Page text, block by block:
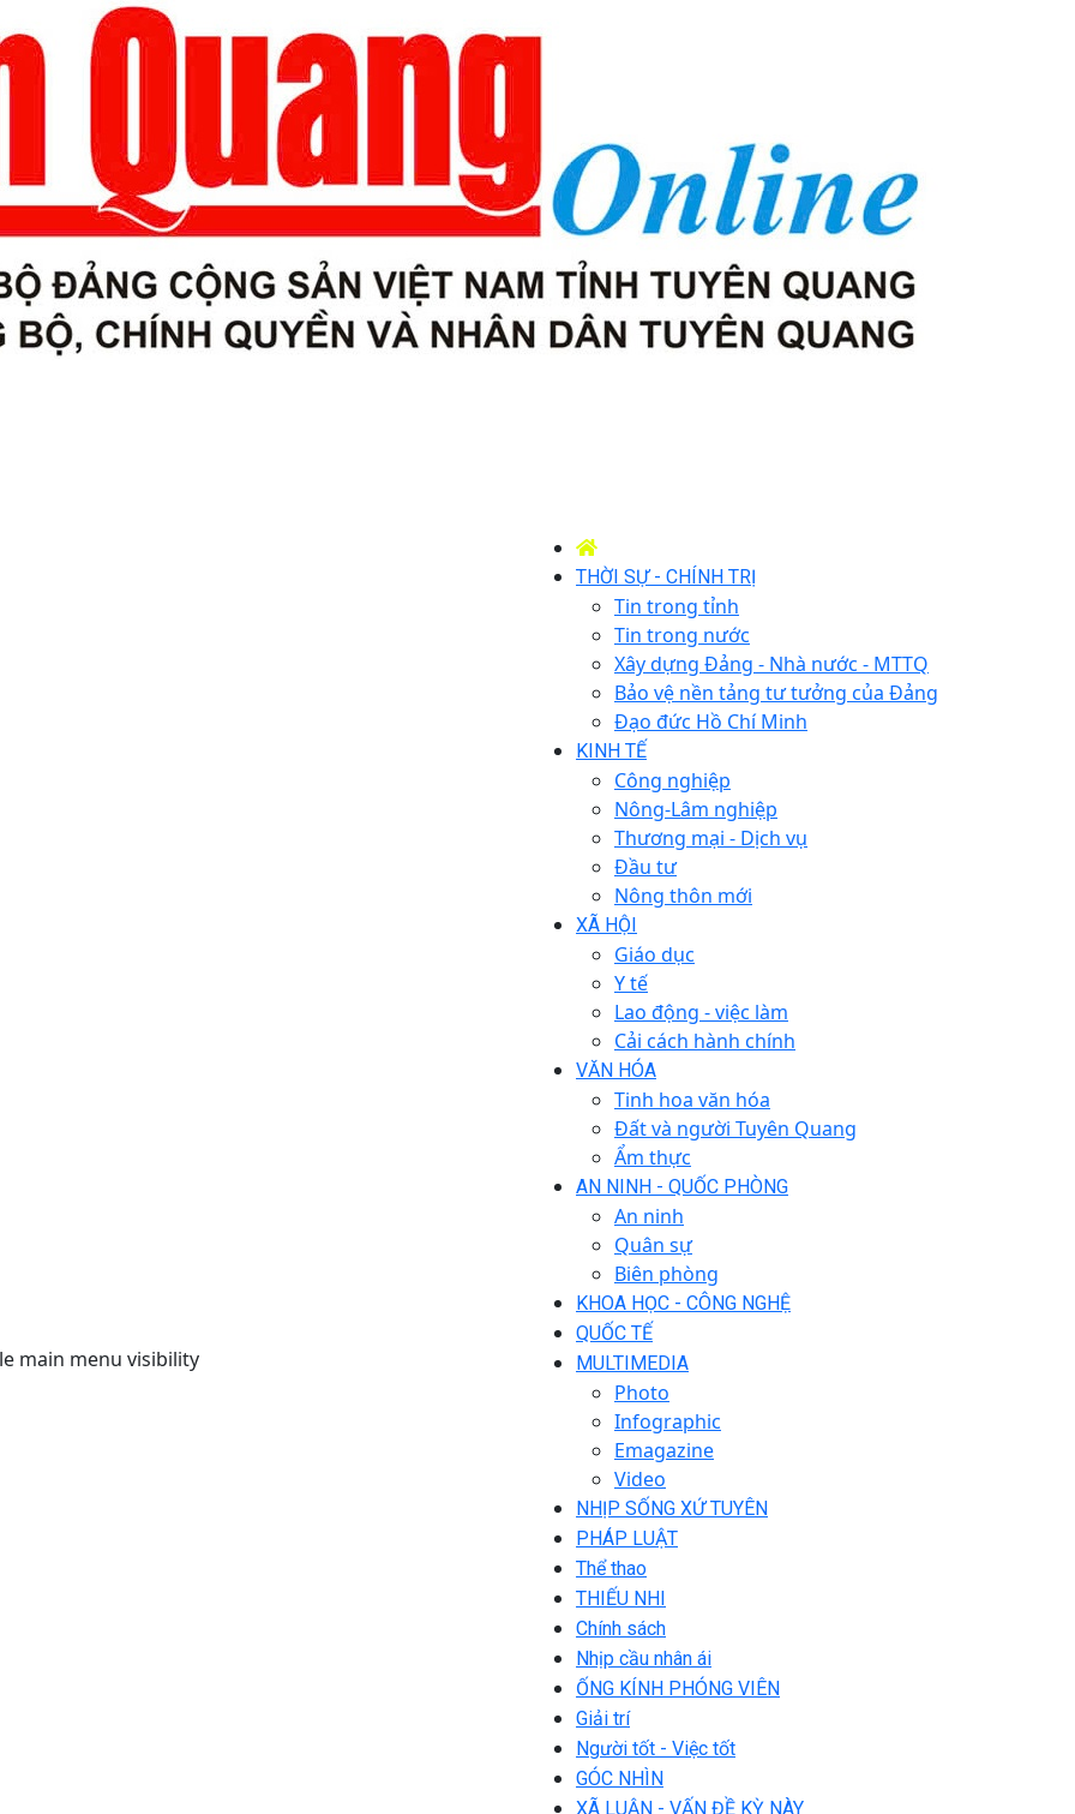
main menu visibility
THỜI SỰ - CHÍNH TRỊ
Tin trong tỉnh
Tin trong nước
Xây dựng Đảng - Nhà nước - MTTQ
Bảo vệ nền tảng tư tưởng của Đảng
Đạo đức Hồ Chí Minh
KINH TẾ
Công nghiệp
Nông-Lâm nghiệp
Thương mại - Dịch vụ
Đầu tư
Nông thôn mới
XÃ HỘI
Giáo dục
Y tế
Lao động - việc làm
Cải cách hành chính
VĂN HÓA
Tinh hoa văn hóa
Đất và người Tuyên Quang
Ẩm thực
AN NINH - QUỐC PHÒNG
An ninh
Quân sự
Biên phòng
KHOA HỌC - CÔNG NGHỆ
QUỐC TẾ
MULTIMEDIA
Photo
Infographic
Emagazine
Video
NHỊP SỐNG XỨ TUYÊN
PHÁP LUẬT
Thể thao
THIẾU NHI
Chính sách
Nhịp cầu nhân ái
ỐNG KÍNH PHÓNG VIÊN
Giải trí
Người tốt - Việc tốt
GÓC NHÌN
XÃ LUẬN - VẤN ĐỀ KỲ NÀY